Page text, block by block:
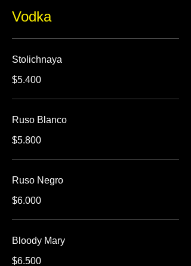
Vodka
Stolichnaya
$5.400
Ruso Blanco
$5.800
Ruso Negro
$6.000
Bloody Mary
$6.500